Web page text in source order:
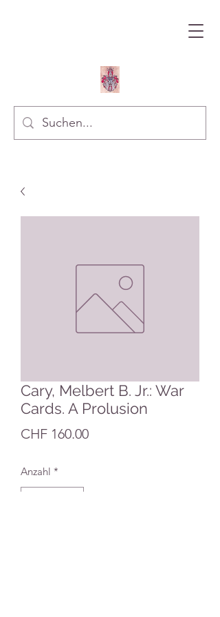
Cary, Melbert B. Jr.: War
Cards. A Prolusion
CHF 160.00Preis
Anzahl *